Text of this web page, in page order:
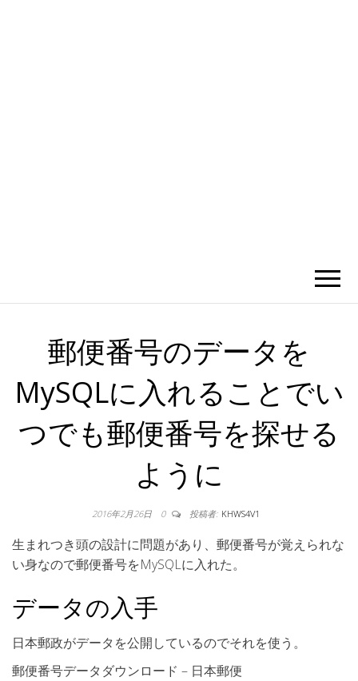
郵便番号のデータを
MySQLに入れることでい
つでも郵便番号を探せる
ように
2016年2月26日 0 投稿者: KHWS4V1
生まれつき頭の設計に問題があり、郵便番号が覚えられな
い身なので郵便番号をMySQLに入れた。
データの入手
日本郵政がデータを公開しているのでそれを使う。
郵便番号データダウンロード – 日本郵便